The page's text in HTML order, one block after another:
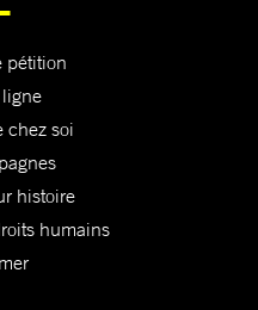
pétition
chez soi
histoire
humains